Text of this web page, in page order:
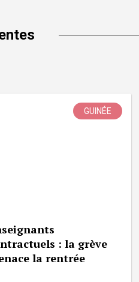
GUINÉE
: la grève
la rentrée